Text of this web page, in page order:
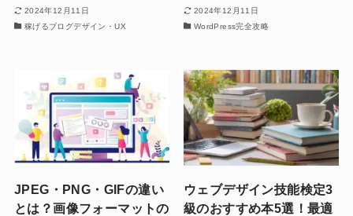
2024年12月11日
稼げるブログデザイン・UX
2024年12月11日
WordPress完全攻略
JPEG・PNG・GIFの違い
とは？画像フォーマットの
ウェブデザイン技能検定3
級のおすすめ本5選！最適